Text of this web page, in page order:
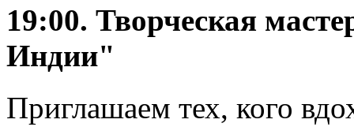
19:00. Творческая
Индии"
Приглашаем тех, кого